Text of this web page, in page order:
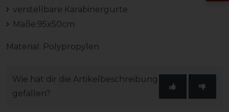
verstellbare Karabinergurte
Maße:95x50cm
Material: Polypropylen
Wie hat dir die Artikelbeschreibung
gefallen?